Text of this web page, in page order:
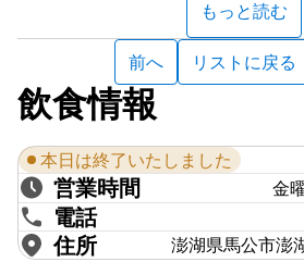
もっと読む
前へ リストに戻る
飲食情報
本日は終了いたしました
営業時間 金
電話
住所 澎湖県馬公市澎